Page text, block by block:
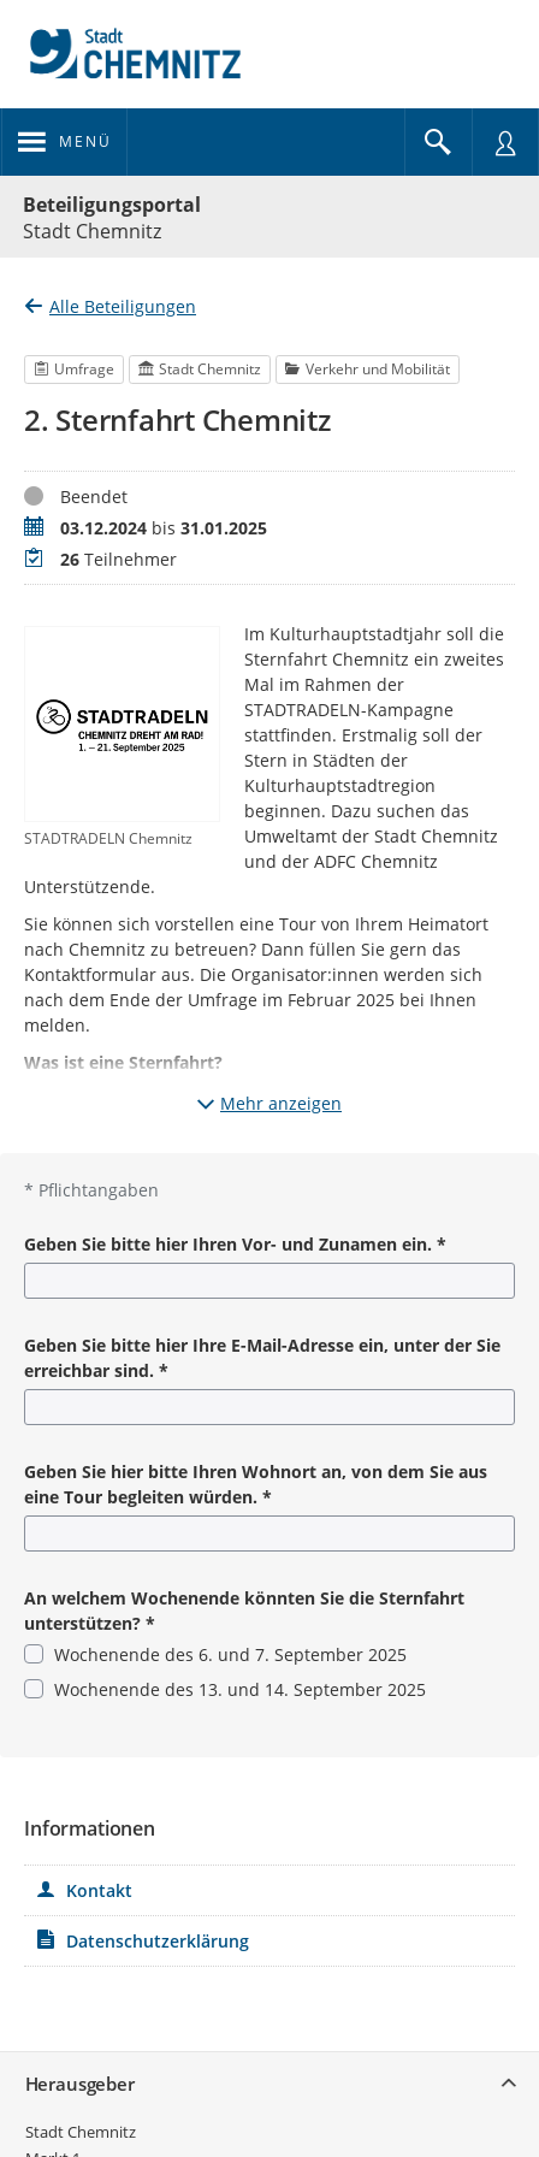
MENÜ
Beteiligungsportal
Stadt Chemnitz
Alle Beteiligungen
Umfrage Stadt Chemnitz Verkehr und Mobilität
2. Sternfahrt Chemnitz
StatusBeendet
Zeitraum03.12.2024 bis 31.01.2025
Teilnehmer
26 Teilnehmer
STADTRADELN Chemnitz
Im Kulturhauptstadtjahr soll die
Sternfahrt Chemnitz ein zweites
Mal im Rahmen der
STADTRADELN-Kampagne
stattfinden. Erstmalig soll der
Stern in Städten der
Kulturhauptstadtregion
beginnen. Dazu suchen das
Umweltamt der Stadt Chemnitz
und der ADFC Chemnitz
Unterstützende.
Sie können sich vorstellen eine Tour von Ihrem Heimatort
nach Chemnitz zu betreuen? Dann füllen Sie gern das
Kontaktformular aus. Die Organisator:innen werden sich
nach dem Ende der Umfrage im Februar 2025 bei Ihnen
melden.
Was ist eine Sternfahrt?
Eine Sternfahrt ist eine gemeinsame Fahrradtour, bei der
werden.
Mehr anzeigen
* Pflichtangaben
Geben Sie bitte hier Ihren Vor- und Zunamen ein. *
Geben Sie bitte hier Ihre E-Mail-Adresse ein, unter der Sie
erreichbar sind. *
Geben Sie hier bitte Ihren Wohnort an, von dem Sie aus
eine Tour begleiten würden. *
An welchem Wochenende könnten Sie die Sternfahrt
unterstützen? *
Wochenende des 6. und 7. September 2025
Wochenende des 13. und 14. September 2025
Informationen
Kontakt
Datenschutzerklärung
Herausgeber
Stadt Chemnitz